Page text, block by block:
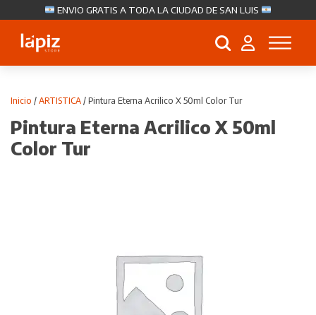
ENVIO GRATIS A TODA LA CIUDAD DE SAN LUIS
Búsqueda
Inicio / ARTISTICA / Pintura Eterna Acrilico X 50ml Color Tur
Pintura Eterna Acrilico X 50ml
Color Tur